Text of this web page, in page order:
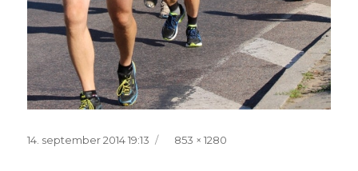
Postitatud
14. september 2014 19:13 Täissuurus
853 × 1280